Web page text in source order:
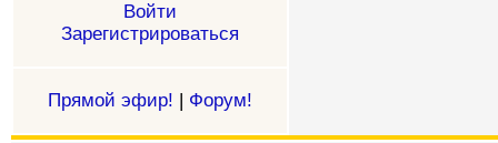
Войти
Зарегистрироваться
Прямой эфир! | Форум!